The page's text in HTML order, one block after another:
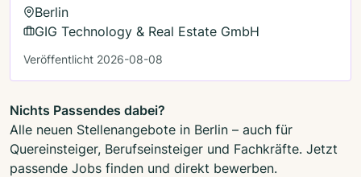
Berlin
GIG Technology & Real Estate GmbH
Veröffentlicht 2026-08-08
Nichts Passendes dabei?
Alle neuen Stellenangebote in Berlin – auch für
Quereinsteiger, Berufseinsteiger und Fachkräfte. Jetzt
passende Jobs finden und direkt bewerben.